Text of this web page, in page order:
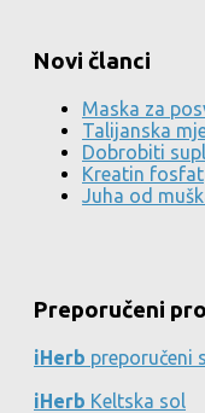
Novi članci
Maska za
Talijanska
Dobrobiti
Kreatin fosfat
Juha od
Preporučeni
iHerb preporučeni
iHerb Keltska sol